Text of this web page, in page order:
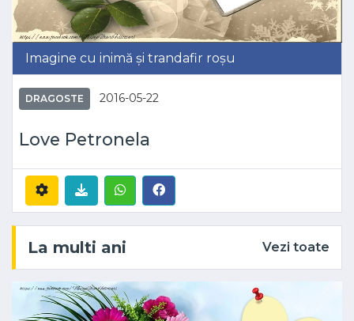
Imagine cu inimă și trandafir roșu
DRAGOSTE 2016-05-22
Love Petronela
La multi ani Vezi toate